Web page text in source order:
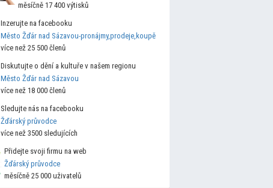
měsíčně 17 400 výtisků
Inzerujte na facebooku
Město Žďár nad Sázavou-pronájmy,prodeje,koupě
více než 25 500 členů
Diskutujte o dění a kultuře v našem regionu
Město Žďár nad Sázavou
více než 18 000 členů
Sledujte nás na facebooku
Žďárský průvodce
více než 3500 sledujících
Přidejte svoji firmu na web
Žďárský průvodce
měsíčně 25 000 uživatelů